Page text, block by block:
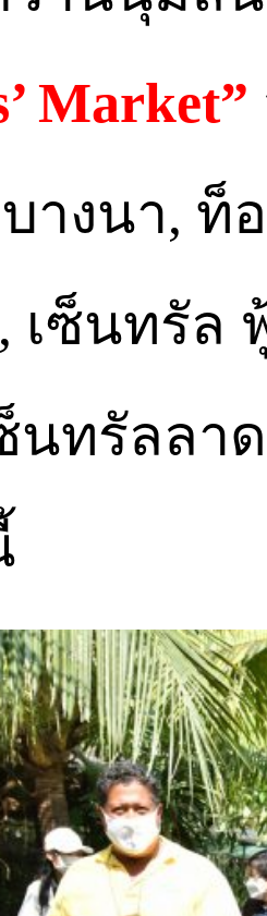
Market”
างนา, ท็
เซ็นทรัล
นทรัลลา